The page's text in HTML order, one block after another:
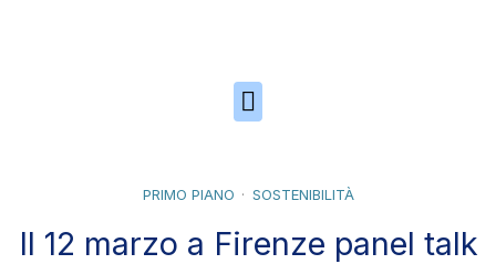
PRIMO PIANO SOSTENIBILITÀ
Il 12 marzo a Firenze panel talk